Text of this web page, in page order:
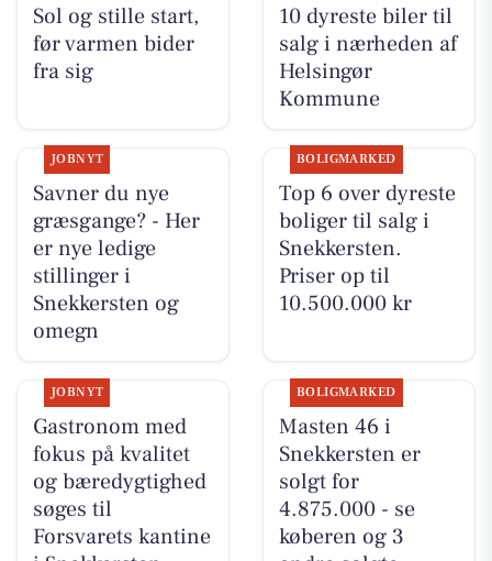
Sol og stille start,
før varmen bider
fra sig
10 dyreste biler til
salg i nærheden af
Helsingør
Kommune
JOBNYT
Savner du nye
græsgange? - Her
er nye ledige
stillinger i
Snekkersten og
omegn
BOLIGMARKED
Top 6 over dyreste
boliger til salg i
Snekkersten.
Priser op til
10.500.000 kr
JOBNYT
Gastronom med
fokus på kvalitet
og bæredygtighed
søges til
Forsvarets kantine
BOLIGMARKED
Masten 46 i
Snekkersten er
solgt for
4.875.000 - se
køberen og 3